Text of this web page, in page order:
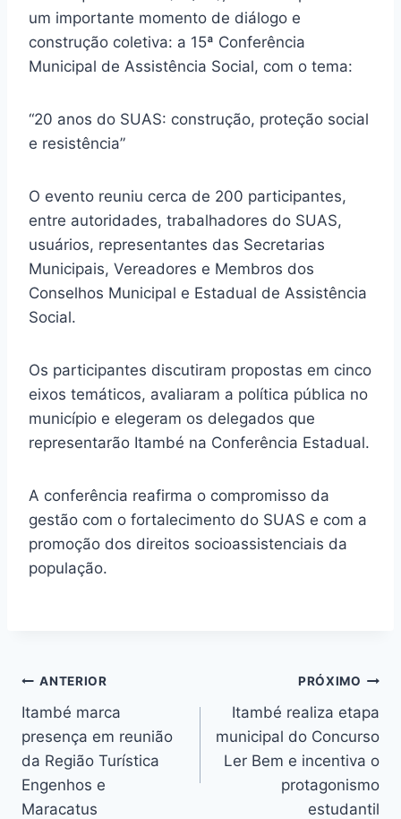
um importante momento de diálogo e
construção coletiva: a 15ª Conferência
Municipal de Assistência Social, com o tema:
“20 anos do SUAS: construção, proteção social
e resistência”
O evento reuniu cerca de 200 participantes,
entre autoridades, trabalhadores do SUAS,
usuários, representantes das Secretarias
Municipais, Vereadores e Membros dos
Conselhos Municipal e Estadual de Assistência
Social.
Os participantes discutiram propostas em cinco
eixos temáticos, avaliaram a política pública no
município e elegeram os delegados que
representarão Itambé na Conferência Estadual.
A conferência reafirma o compromisso da
gestão com o fortalecimento do SUAS e com a
promoção dos direitos socioassistenciais da
população.
ANTERIOR
Itambé marca
presença em reunião
da Região Turística
Engenhos e
Maracatus
PRÓXIMO
Itambé realiza etapa
municipal do Concurso
Ler Bem e incentiva o
protagonismo
estudantil